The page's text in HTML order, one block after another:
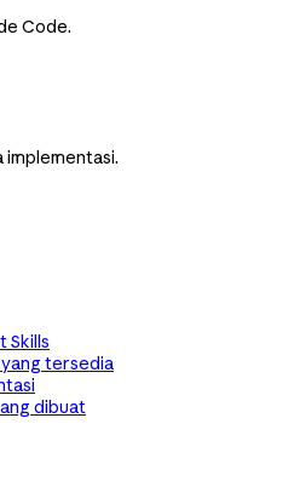
Code.
implementasi.
Skills
yang tersedia
dibuat